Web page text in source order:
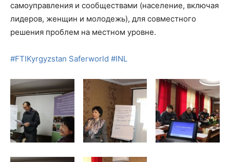
самоуправления и сообществами (население, включая
лидеров, женщин и молодежь), для совместного
решения проблем на местном уровне.
#FTIKyrgyzstan Saferworld #INL